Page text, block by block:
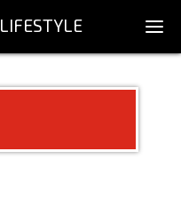
LIFESTYLE